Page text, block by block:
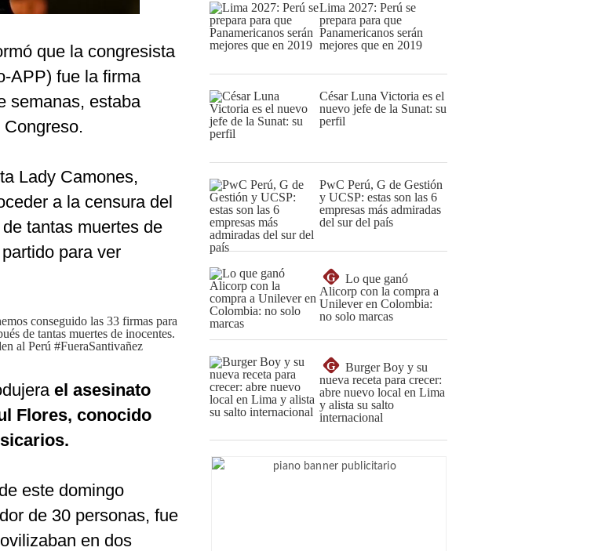
que la congresista
APP) fue la firma
semanas, estaba
Lady Camones,
a la censura del
tantas muertes de
para ver
conseguido las 33 firmas para
de tantas muertes de inocentes.
al Perú #FueraSantivañez
el asesinato
Flores, conocido
este domingo
de 30 personas, fue
en dos
Lima 2027: Perú se
prepara para que
Panamericanos serán
mejores que en 2019
César Luna Victoria es el
nuevo jefe de la Sunat: su
perfil
PwC Perú, G de Gestión
y UCSP: estas son las 6
empresas más admiradas
del sur del país
G
Lo que ganó
Alicorp con la compra a
Unilever en Colombia:
no solo marcas
G
Burger Boy y su
nueva receta para crecer:
abre nuevo local en Lima
y alista su salto
internacional